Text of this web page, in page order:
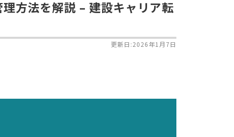
方法を解説 – 建設キャリア転
更新日:2026年1月7日